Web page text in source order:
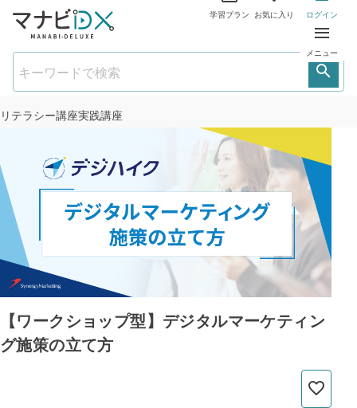
学習プラン お気に入り ログイン
メニュー
リテラシー講座実践講座
【ワークショップ型】デジタルマーケティン
グ施策の立て方